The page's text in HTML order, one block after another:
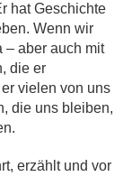
hat Geschichte
Wenn wir
– aber auch mit
die er
vielen von uns
die uns bleiben,
erzählt und vor